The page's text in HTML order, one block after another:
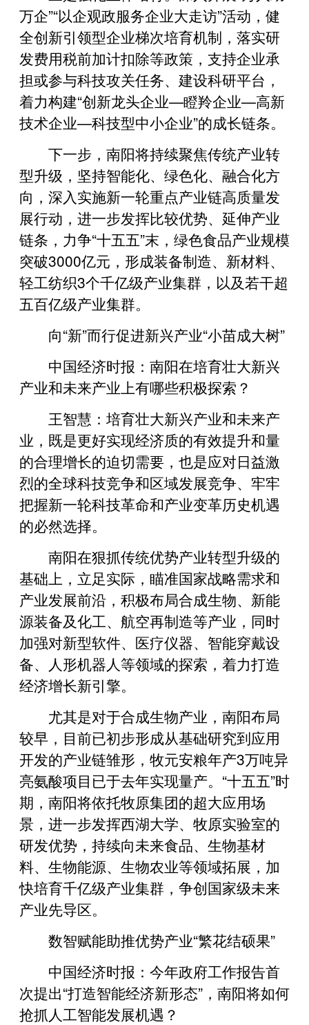
万企”“以企观政服务企业大走访”活动，健
全创新引领型企业梯次培育机制，落实研
发费用税前加计扣除等政策，支持企业承
担或参与科技攻关任务、建设科研平台，
着力构建“创新龙头企业—瞪羚企业—高新
技术企业—科技型中小企业”的成长链条。
下一步，南阳将持续聚焦传统产业转
型升级，坚持智能化、绿色化、融合化方
向，深入实施新一轮重点产业链高质量发
展行动，进一步发挥比较优势、延伸产业
链条，力争“十五五”末，绿色食品产业规模
突破3000亿元，形成装备制造、新材料、
轻工纺织3个千亿级产业集群，以及若干超
五百亿级产业集群。
向“新”而行促进新兴产业“小苗成大树”
中国经济时报：南阳在培育壮大新兴
产业和未来产业上有哪些积极探索？
王智慧：培育壮大新兴产业和未来产
业，既是更好实现经济质的有效提升和量
的合理增长的迫切需要，也是应对日益激
烈的全球科技竞争和区域发展竞争、牢牢
把握新一轮科技革命和产业变革历史机遇
的必然选择。
南阳在狠抓传统优势产业转型升级的
基础上，立足实际，瞄准国家战略需求和
产业发展前沿，积极布局合成生物、新能
源装备及化工、航空再制造等产业，同时
加强对新型软件、医疗仪器、智能穿戴设
备、人形机器人等领域的探索，着力打造
经济增长新引擎。
尤其是对于合成生物产业，南阳布局
较早，目前已初步形成从基础研究到应用
开发的产业链雏形，牧元安粮年产3万吨异
亮氨酸项目已于去年实现量产。“十五五”时
期，南阳将依托牧原集团的超大应用场
景，进一步发挥西湖大学、牧原实验室的
研发优势，持续向未来食品、生物基材
料、生物能源、生物农业等领域拓展，加
快培育千亿级产业集群，争创国家级未来
产业先导区。
数智赋能助推优势产业“繁花结硕果”
中国经济时报：今年政府工作报告首
次提出“打造智能经济新形态”，南阳将如何
抢抓人工智能发展机遇？